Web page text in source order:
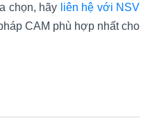
chọn, hãy liên hệ với NSV
CAM phù hợp nhất cho